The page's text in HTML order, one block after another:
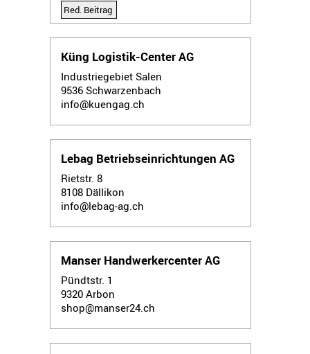
Red. Beitrag
Küng Logistik-Center AG
Industriegebiet Salen
9536 Schwarzenbach
info@kuengag.ch
Lebag Betriebseinrichtungen AG
Rietstr. 8
8108 Dällikon
info@lebag-ag.ch
Manser Handwerkercenter AG
Pündtstr. 1
9320 Arbon
shop@manser24.ch